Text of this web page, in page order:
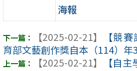
海報
【2025-02-21】
【競
育部文藝創作獎自本（114）年
【2025-02-21】
【自